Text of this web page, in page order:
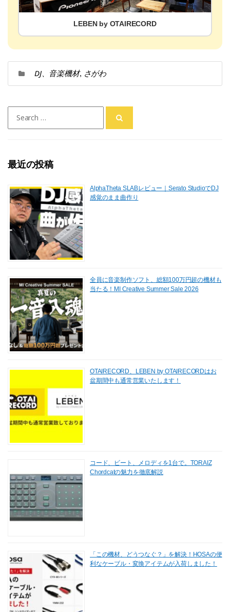
LEBEN by OTAIRECORD
DJ、音楽機材, さがわ
for:
最近の投稿
AlphaTheta SLABレビュー｜Serato StudioでDJ
感覚のまま曲作り
全員に音楽制作ソフト、総額100万円超の機材も
当たる！MI Creative Summer Sale 2026
OTAIRECORD、LEBEN by OTAIRECORDはお
盆期間中も通常営業いたします！
コード、ビート、メロディを1台で。TORAIZ
Chordcatの魅力を徹底解説
「この機材、どうつなぐ？」を解決！HOSAの便
利なケーブル・変換アイテムが入荷しました！